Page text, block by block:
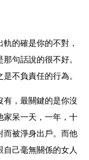
的確是你的不對，
句話說的很不好。
不負責任的行為。
，最關鍵的是你沒
家呆一天，一年，十
而被淨身出戶。而他
己毫無關係的女人